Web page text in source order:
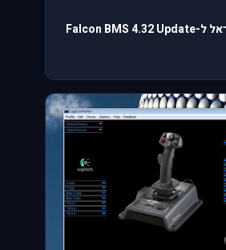
שטח ישראל ל-Falcon BMS 4.32 Update